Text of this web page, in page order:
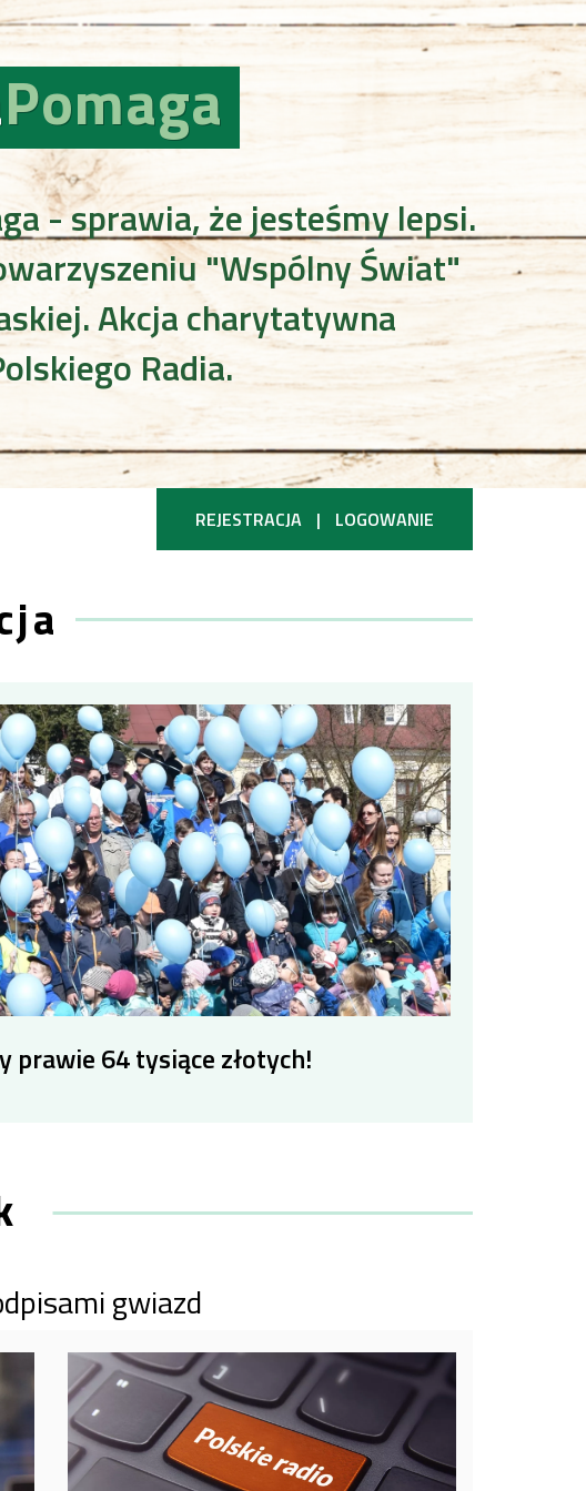
Pomaga
- sprawia, że jesteśmy lepsi.
"Wspólny Świat"
Akcja charytatywna
Radia.
REJESTRACJA | LOGOWANIE
prawie 64 tysiące złotych!
gwiazd